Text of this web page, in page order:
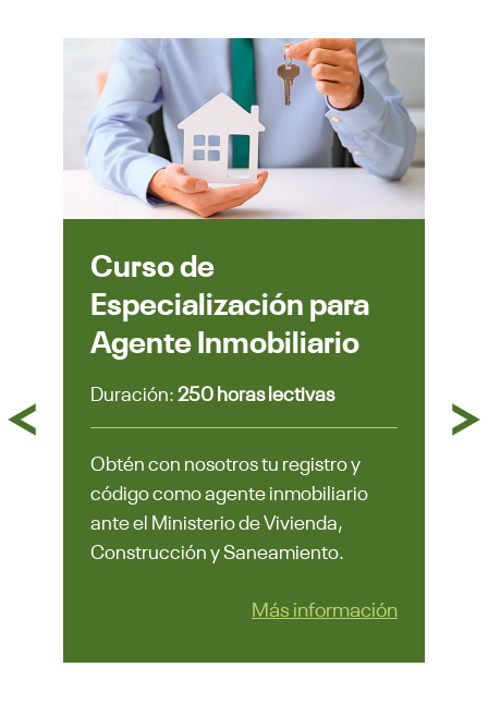
Previous
Curso de
Especialización para
Agente Inmobiliario
Duración:250 horas lectivas
Obtén con nosotros tu registro y
código como agente inmobiliario
ante el Ministerio de Vivienda,
Construcción y Saneamiento.
Más información
Next